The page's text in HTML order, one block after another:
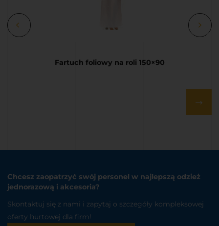
Fartuch foliowy na roli 150×90
Chcesz zaopatrzyć swój personel w najlepszą odzież
jednorazową i akcesoria?
Skontaktuj się z nami i zapytaj o szczegóły kompleksowej
oferty hurtowej dla firm!